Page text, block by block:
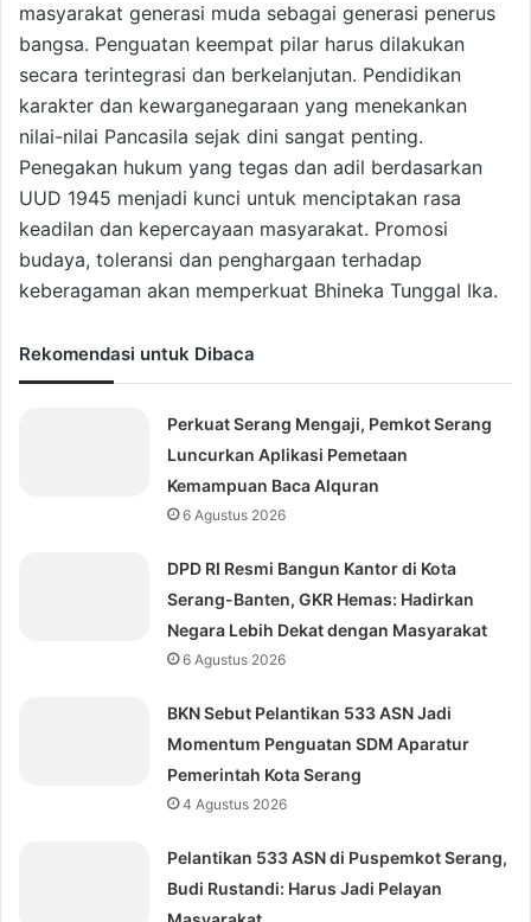
masyarakat generasi muda sebagai generasi penerus
bangsa. Penguatan keempat pilar harus dilakukan
secara terintegrasi dan berkelanjutan. Pendidikan
karakter dan kewarganegaraan yang menekankan
nilai-nilai Pancasila sejak dini sangat penting.
Penegakan hukum yang tegas dan adil berdasarkan
UUD 1945 menjadi kunci untuk menciptakan rasa
keadilan dan kepercayaan masyarakat. Promosi
budaya, toleransi dan penghargaan terhadap
keberagaman akan memperkuat Bhineka Tunggal Ika.
Rekomendasi untuk Dibaca
Perkuat Serang Mengaji, Pemkot Serang
Luncurkan Aplikasi Pemetaan
Kemampuan Baca Alquran
6 Agustus 2026
DPD RI Resmi Bangun Kantor di Kota
Serang-Banten, GKR Hemas: Hadirkan
Negara Lebih Dekat dengan Masyarakat
6 Agustus 2026
BKN Sebut Pelantikan 533 ASN Jadi
Momentum Penguatan SDM Aparatur
Pemerintah Kota Serang
4 Agustus 2026
Pelantikan 533 ASN di Puspemkot Serang,
Budi Rustandi: Harus Jadi Pelayan